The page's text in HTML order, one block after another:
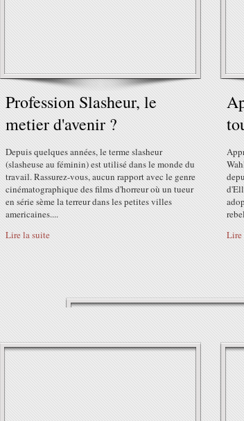
Profession Slasheur, le
metier d'avenir ?
Depuis quelques années, le terme slasheur
(slasheuse au féminin) est utilisé dans le monde du
travail. Rassurez-vous, aucun rapport avec le genre
cinématographique des films d'horreur où un tueur
en série sème la terreur dans les petites villes
americaines....
Lire la suite
Lire